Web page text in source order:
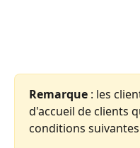
Remarque : les
d'accueil de clients
conditions